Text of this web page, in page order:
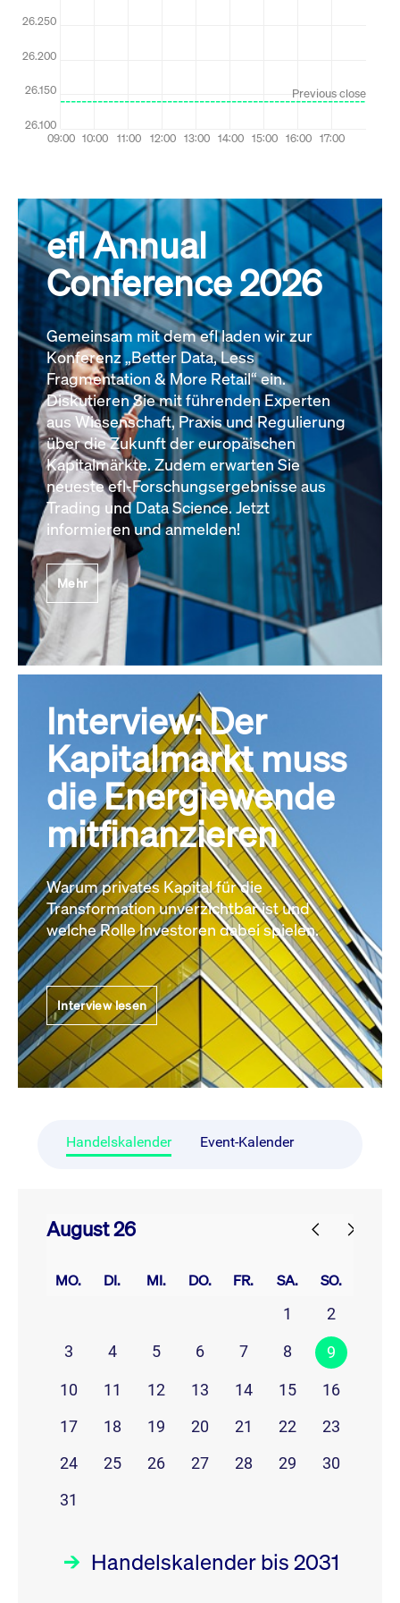
efl Annual
Conference 2026
Gemeinsam mit dem efl laden wir zur
Konferenz „Better Data, Less
Fragmentation & More Retail“ ein.
Diskutieren Sie mit führenden Experten
aus Wissenschaft, Praxis und Regulierung
über die Zukunft der europäischen
Kapitalmärkte. Zudem erwarten Sie
neueste efl-Forschungsergebnisse aus
Trading und Data Science. Jetzt
informieren und anmelden!
Mehr
Interview: Der
Kapitalmarkt muss
die Energiewende
mitfinanzieren
Warum privates Kapital für die
Transformation unverzichtbar ist und
welche Rolle Investoren dabei spielen.
Interview lesen
Handelskalender Event-Kalender
August 26
MO. DI. MI. DO. FR. SA. SO.
1
2
3
4 5 6 7 8 9
10 11 12 13 14 15
16
17
18 19 20 21 22
23
24
25 26 27 28 29
30
31
Handelskalender bis 2031